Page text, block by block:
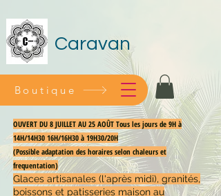
Caravan
OUVERT DU 8 JUILLET AU 25 AOÛT Tous les jours de 9H à
14H/14H30 16H/16H30 à 19H30/20H
(Possible adaptation des horaires selon chaleurs et
frequentation)
Glaces artisanales (l'après midi), granités,
boissons et patisseries maison au
Boutique